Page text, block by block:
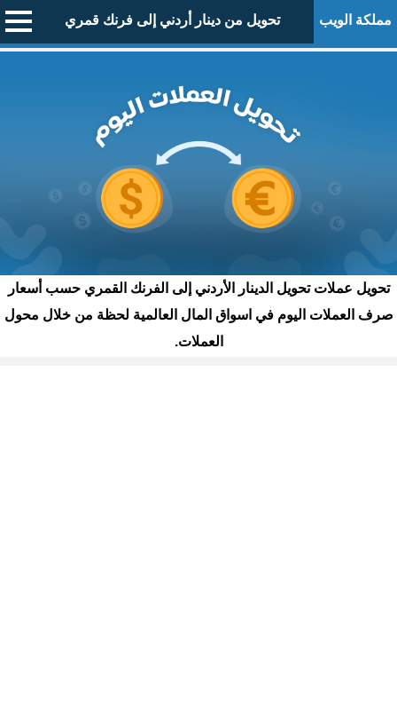
مملكة الويب تحويل من دينار أردني إلى فرنك قمري
تحويل عملات تحويل الدينار الأردني إلى الفرنك القمري حسب أسعار
صرف العملات اليوم في اسواق المال العالمية لحظة من خلال محول
العملات.